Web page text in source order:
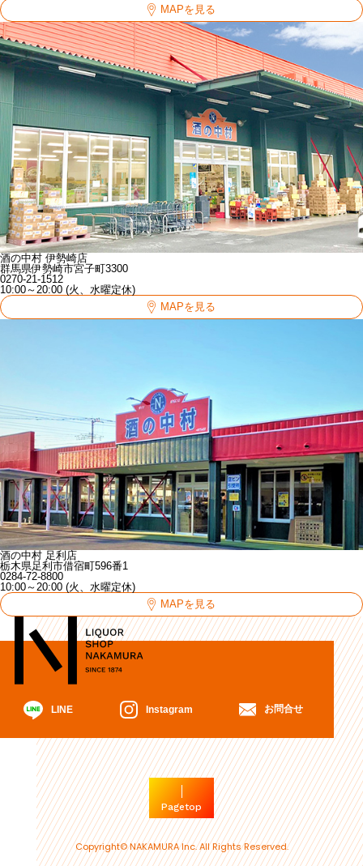
MAPを見る
酒の中村 伊勢崎店
群馬県伊勢崎市宮子町3300
0270-21-1512
10:00～20:00 (火、水曜定休)
MAPを見る
酒の中村 足利店
栃木県足利市借宿町596番1
0284-72-8800
10:00～20:00 (火、水曜定休)
MAPを見る
LINE Instagram お問合せ
Pagetop
Copyright© NAKAMURA Inc. All Rights Reserved.